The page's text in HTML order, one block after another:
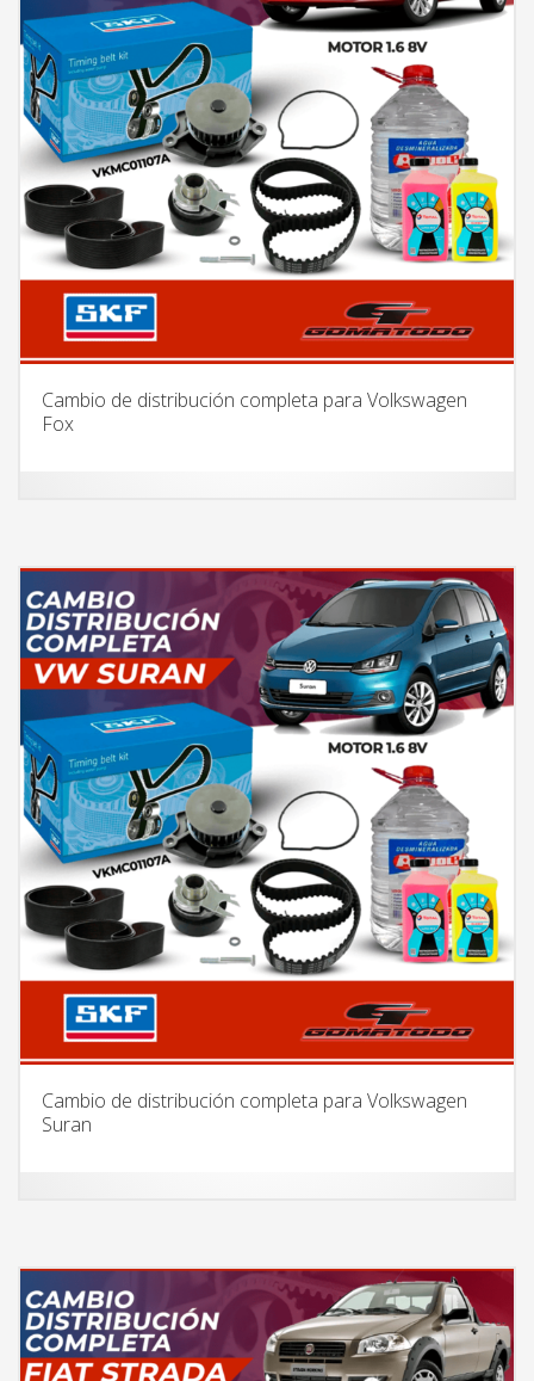
Cambio de distribución completa para Volkswagen
Fox
Cambio de distribución completa para Volkswagen
Suran